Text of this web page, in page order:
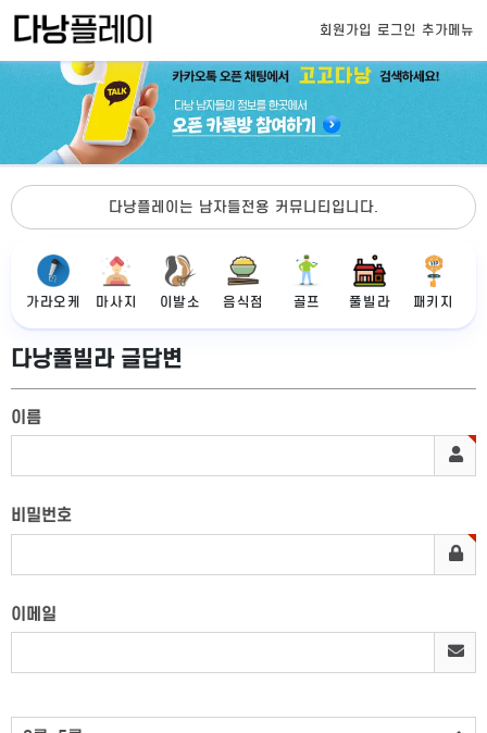
회원가입 로그인 추가메뉴
다낭플레이는 남자들전용 커뮤니티입니다.
가라오케 마사지 이발소 음식점 골프 풀빌라 패키지
다낭풀빌라 글답변
이름
비밀번호
이메일